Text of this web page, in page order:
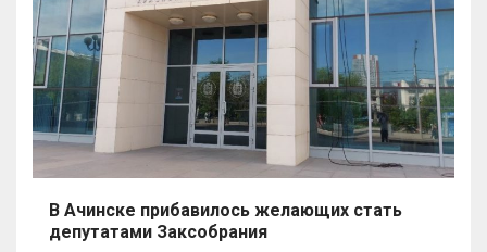
В Ачинске прибавилось желающих стать
депутатами Заксобрания